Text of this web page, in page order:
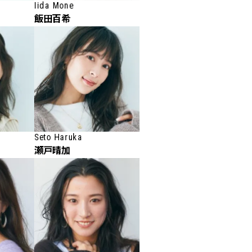
Iida Mone
飯田百希
Seto Haruka
瀬戸晴加